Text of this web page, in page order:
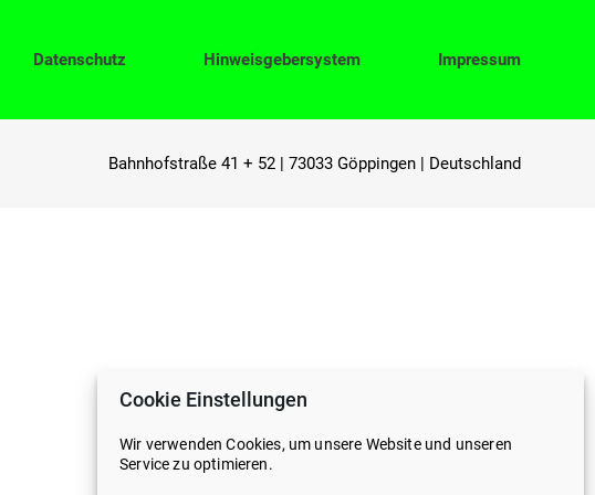
Cookie Einstellungen
Wir verwenden Cookies, um unsere Website und unseren
Service zu optimieren.
Datenschutz Hinweisgebersystem Impressum
Bahnhofstraße 41 + 52 | 73033 Göppingen | Deutschland